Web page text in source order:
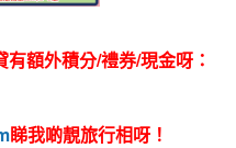
額外積分/禮券/現金呀：
睇我啲靚旅行相呀！